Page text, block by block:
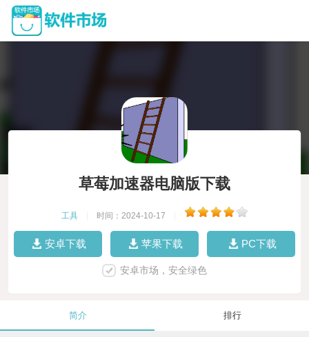
草莓加速器电脑版下载
工具 时间：2024-10-17
安卓下载 苹果下载 PC下载
安卓市场，安全绿色
简介 排行